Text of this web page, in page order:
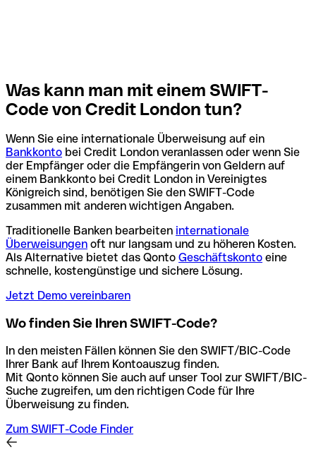
Was kann man mit einem SWIFT-
Code von Credit London tun?
Wenn Sie eine internationale Überweisung auf ein
Bankkonto bei Credit London veranlassen oder wenn Sie
der Empfänger oder die Empfängerin von Geldern auf
einem Bankkonto bei Credit London in Vereinigtes
Königreich sind, benötigen Sie den SWIFT-Code
zusammen mit anderen wichtigen Angaben.
Traditionelle Banken bearbeiten internationale
Überweisungen oft nur langsam und zu höheren Kosten.
Als Alternative bietet das Qonto Geschäftskonto eine
schnelle, kostengünstige und sichere Lösung.
Jetzt Demo vereinbaren
Wo finden Sie Ihren SWIFT-Code?
In den meisten Fällen können Sie den SWIFT/BIC-Code
Ihrer Bank auf Ihrem Kontoauszug finden.
Mit Qonto können Sie auch auf unser Tool zur SWIFT/BIC-
Suche zugreifen, um den richtigen Code für Ihre
Überweisung zu finden.
Zum SWIFT-Code Finder